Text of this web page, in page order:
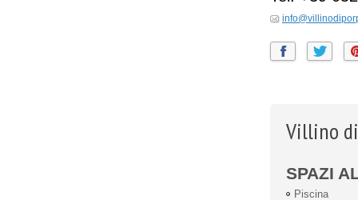
Villino
SPAZI
Piscina